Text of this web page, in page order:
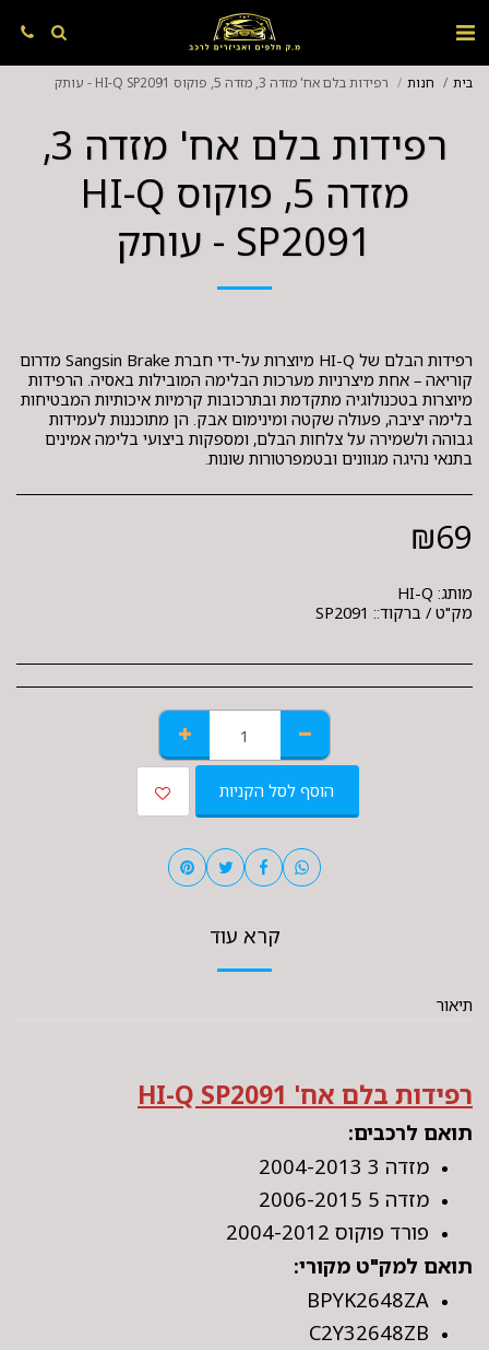
בית חנות רפידות בלם אח' מזדה 3, מזדה 5, פוקוס HI-Q SP2091 - עותק
רפידות בלם אח' מזדה 3,
מזדה 5, פוקוס HI-Q
SP2091 - עותק
רפידות הבלם של HI-Q מיוצרות על-ידי חברת Sangsin Brake מדרום
קוריאה – אחת מיצרניות מערכות הבלימה המובילות באסיה. הרפידות
מיוצרות בטכנולוגיה מתקדמת ובתרכובות קרמיות איכותיות המבטיחות
בלימה יציבה, פעולה שקטה ומינימום אבק. הן מתוכננות לעמידות
גבוהה ולשמירה על צלחות הבלם, ומספקות ביצועי בלימה אמינים
בתנאי נהיגה מגוונים ובטמפרטורות שונות.
₪69
מותג: HI-Q
מק"ט / ברקוד:: SP2091
הוסף לסל הקניות
קרא עוד
תיאור
רפידות בלם אח' HI-Q SP2091
תואם לרכבים:
מזדה 3 2004-2013
מזדה 5 2006-2015
פורד פוקוס 2004-2012
תואם למק"ט מקורי:
BPYK2648ZA
C2Y32648ZB